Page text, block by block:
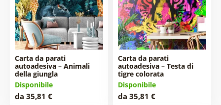
Carta da parati
autoadesiva – Animali
della giungla
Disponibile
da 35,81 €
Carta da parati
autoadesiva – Testa di
tigre colorata
Disponibile
da 35,81 €